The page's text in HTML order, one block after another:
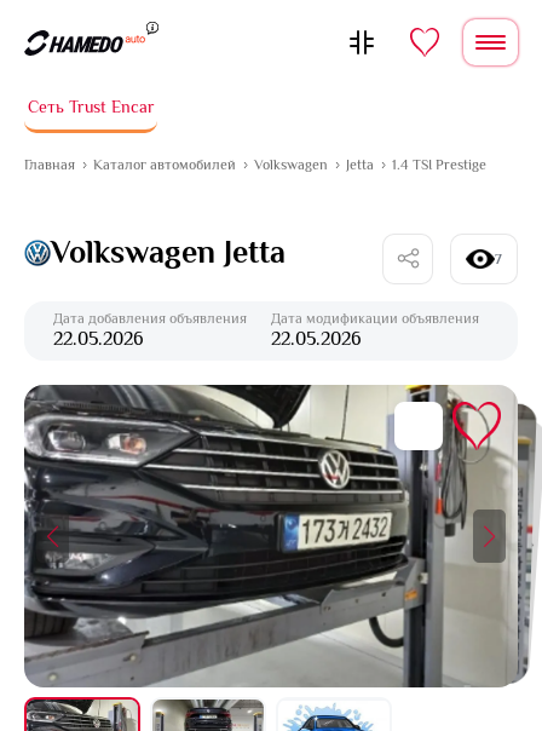
Сеть Trust Encar
Главная Каталог автомобилей Volkswagen Jetta 1.4 TSI Prestige
Volkswagen Jetta 7
Дата добавления объявления
22.05.2026
Дата модификации объявления
22.05.2026